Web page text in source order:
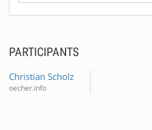
PARTICIPANTS
Christian Scholz
oecher.info